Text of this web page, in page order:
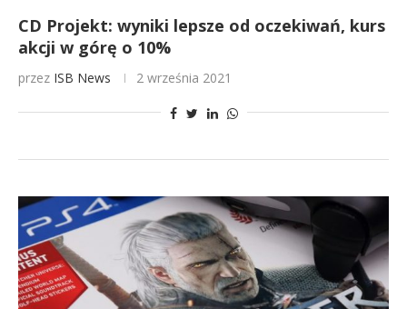
CD Projekt: wyniki lepsze od oczekiwań, kurs
akcji w górę o 10%
przez ISB News 2 września 2021